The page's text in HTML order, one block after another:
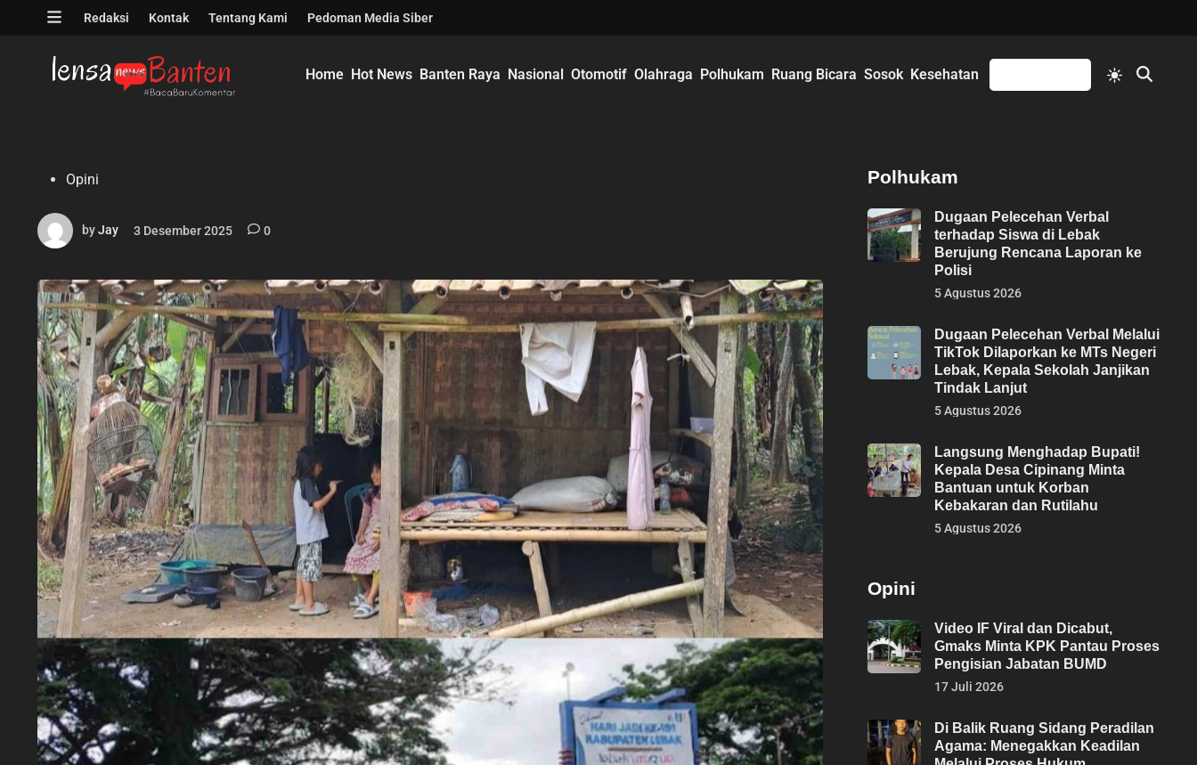
Open
Redaksi Kontak Tentang Kami Pedoman Media Siber
Home Hot News Banten Raya Nasional Otomotif Olahraga Polhukam Ruang Bicara Sosok Kesehatan
Switch
to
Open
PostedOpini
byJay 3 Desember 2025 0
Polhukam
Dugaan Pelecehan Verbal
terhadap Siswa di Lebak
Berujung Rencana Laporan ke
Polisi
5 Agustus 2026
Dugaan Pelecehan Verbal Melalui
TikTok Dilaporkan ke MTs Negeri
Lebak, Kepala Sekolah Janjikan
Tindak Lanjut
5 Agustus 2026
Langsung Menghadap Bupati!
Kepala Desa Cipinang Minta
Bantuan untuk Korban
Kebakaran dan Rutilahu
5 Agustus 2026
Opini
Video IF Viral dan Dicabut,
Gmaks Minta KPK Pantau Proses
Pengisian Jabatan BUMD
17 Juli 2026
Di Balik Ruang Sidang Peradilan
Agama: Menegakkan Keadilan